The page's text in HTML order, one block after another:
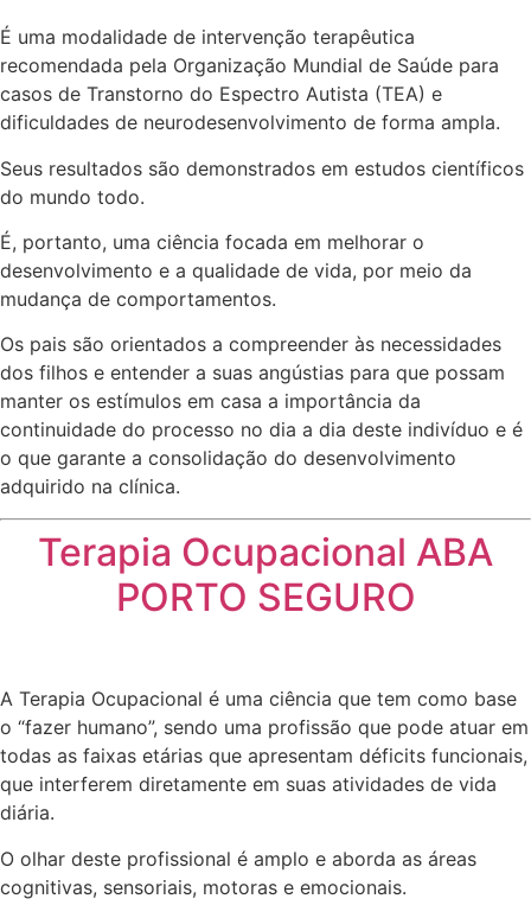
É uma modalidade de intervenção terapêutica
recomendada pela Organização Mundial de Saúde para
casos de Transtorno do Espectro Autista (TEA) e
dificuldades de neurodesenvolvimento de forma ampla.
Seus resultados são demonstrados em estudos científicos
do mundo todo.
É, portanto, uma ciência focada em melhorar o
desenvolvimento e a qualidade de vida, por meio da
mudança de comportamentos.
Os pais são orientados a compreender às necessidades
dos filhos e entender a suas angústias para que possam
manter os estímulos em casa a importância da
continuidade do processo no dia a dia deste indivíduo e é
o que garante a consolidação do desenvolvimento
adquirido na clínica.
Terapia Ocupacional ABA
PORTO SEGURO
A Terapia Ocupacional é uma ciência que tem como base
o “fazer humano”, sendo uma profissão que pode atuar em
todas as faixas etárias que apresentam déficits funcionais,
que interferem diretamente em suas atividades de vida
diária.
O olhar deste profissional é amplo e aborda as áreas
cognitivas, sensoriais, motoras e emocionais.